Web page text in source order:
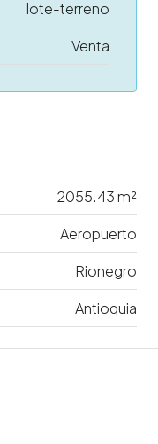
lote-terreno
Venta
2055.43 m²
Aeropuerto
Rionegro
Antioquia